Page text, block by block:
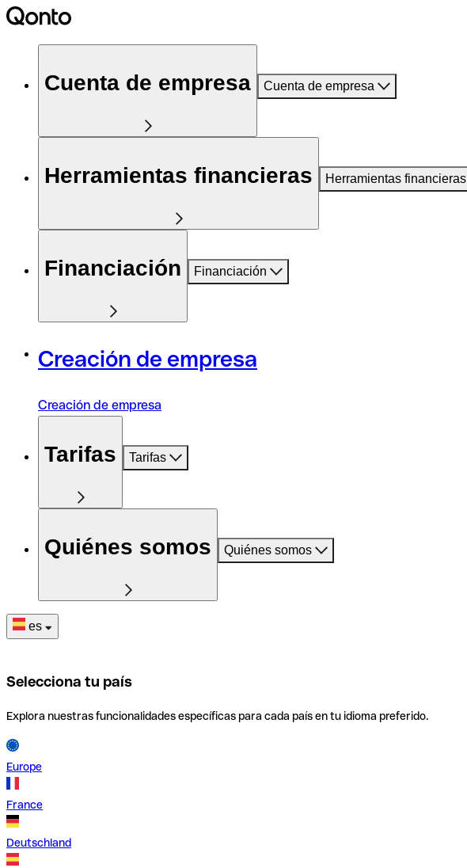
Cuenta de empresa Cuenta de empresa
Herramientas financieras Herramientas financieras
Financiación Financiación
Creación de empresa
Creación de empresa
Tarifas Tarifas
Quiénes somos Quiénes somos
es
Selecciona tu país
Explora nuestras funcionalidades específicas para cada país en tu idioma preferido.
Europe
France
Deutschland